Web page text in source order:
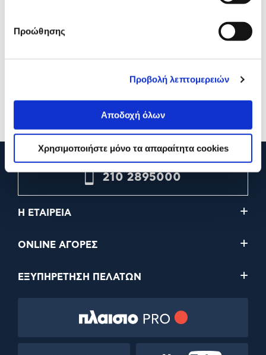
Προώθησης
Προβολή λεπτομερειών
Αποδοχή όλων
Χρησιμοποιήστε μόνο τα απαραίτητα cookies
Luxury Candles Αρωματικό
Luxury Candles Κερί
21,00€
210 2895000
Η ΕΤΑΙΡΕΙΑ
ONLINE ΑΓΟΡΕΣ
ΕΞΥΠΗΡΕΤΗΣΗ ΠΕΛΑΤΩΝ